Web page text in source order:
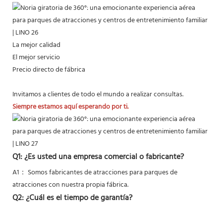
La mejor calidad
El mejor servicio
Precio directo de fábrica
Invitamos a clientes de todo el mundo a realizar consultas.
Siempre estamos aquí esperando por ti.
Q1: ¿Es usted una empresa comercial o fabricante?
A1： Somos fabricantes de atracciones para parques de
atracciones con nuestra propia fábrica.
Q2: ¿Cuál es el tiempo de garantía?